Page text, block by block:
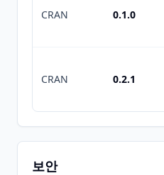
CRAN 0.1.0
CRAN 0.2.1
보안